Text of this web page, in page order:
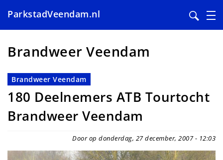
en
naar
de
inhoud
gaan
ParkstadVeendam.nl
Brandweer Veendam
Brandweer Veendam
180 Deelnemers ATB Tourtocht
Brandweer Veendam
Door op donderdag, 27 december, 2007 - 12:03